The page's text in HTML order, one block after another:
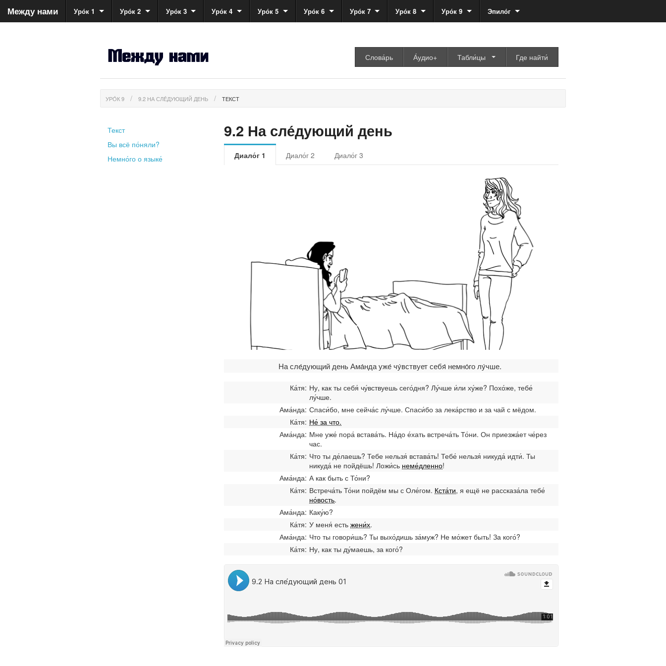
Между нами Уро́к 1 Уро́к 2 Уро́к 3 Уро́к 4 Уро́к 5 Уро́к 6 Уро́к 7 Уро́к 8 Уро́к 9 Эпило́г
Слова́рь А́удио+ Табли́цы Где найти́
УРО́К 9 9.2 НА СЛЕ́ДУЮЩИЙ ДЕНЬ ТЕКСТ
9.2 На сле́дующий день
Диало́г 1 Диало́г 2 Диало́г 3
На сле́дующий день Ама́нда уже́ чу́вствует себя́ немно́го лу́чше.
Ка́тя: Ну, как ты себя́ чу́вствуешь сего́дня? Лу́чше и́ли ху́же? Похо́же, тебе́
лу́чше.
Ама́нда: Спаси́бо, мне сейча́с лу́чше. Спаси́бо за лека́рство и за чай с мёдом.
Ка́тя: Не́ за что.
Ама́нда: Мне уже́ пора́ встава́ть. На́до е́хать встреча́ть То́ни. Он приезжа́ет че́рез
час.
Ка́тя: Что ты де́лаешь? Тебе нельзя́ встава́ть! Тебе́ нельзя́ никуда́ идти́. Ты
никуда́ не пойдёшь! Ложи́сь неме́дленно!
Ама́нда: А как быть с То́ни?
Ка́тя: Встреча́ть То́ни пойдём мы с Оле́гом. Кста́ти, я ещё не рассказа́ла тебе́
но́вость.
Ама́нда: Каку́ю?
Ка́тя: У меня́ есть жени́х.
Ама́нда: Что ты говори́шь? Ты выхо́дишь за́муж? Не мо́жет быть! За кого́?
Ка́тя: Ну, как ты ду́маешь, за кого́?
Текст
Вы всё по́няли?
Немно́го о языке́